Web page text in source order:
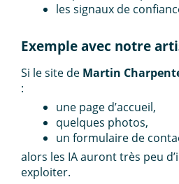
les signaux de
Exemple avec notre
Si le site de Martin
:
une page d’accueil,
quelques photos,
un formulaire de
alors les IA auront très peu
exploiter.